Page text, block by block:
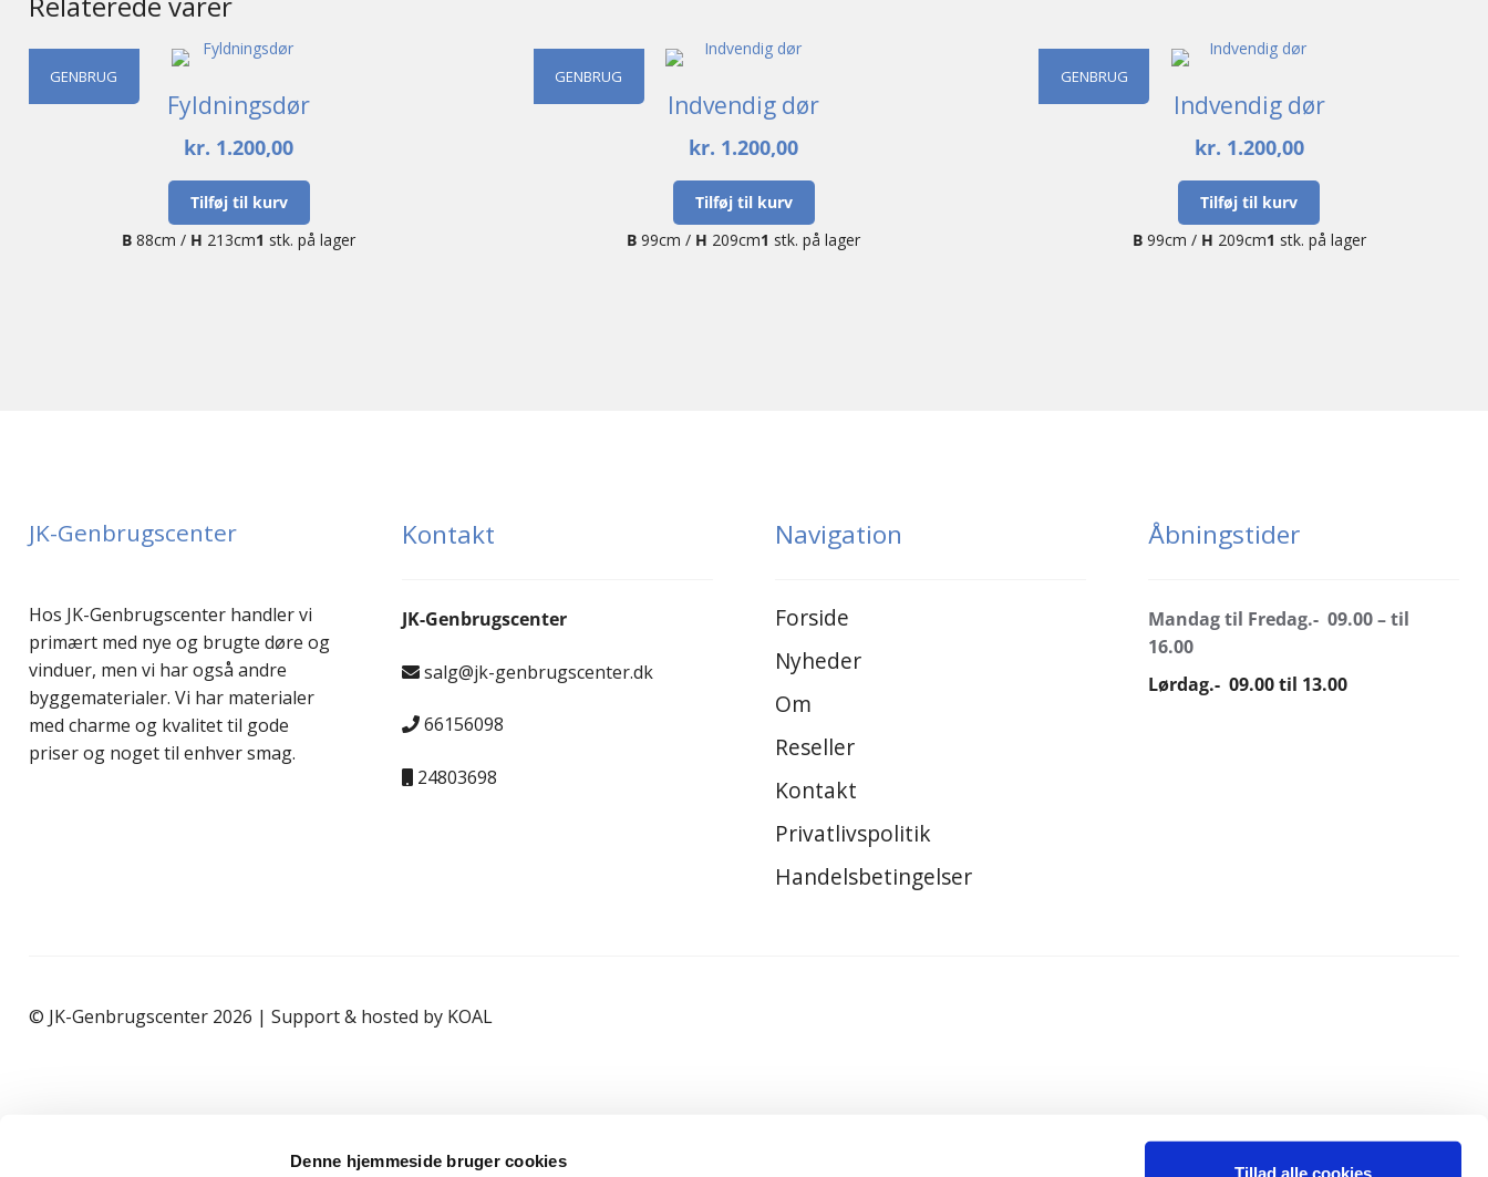
Denne hjemmeside bruger cookies
Tillad alle cookies
GENBRUG
Fyldningsdør
kr. 1.200,00
Tilføj til kurv
B 88cm / H 213cm1 stk. på lager
GENBRUG
Indvendig dør
kr. 1.200,00
Tilføj til kurv
B 99cm / H 209cm1 stk. på lager
GENBRUG
Indvendig dør
kr. 1.200,00
Tilføj til kurv
B99cm / H 209cm1 stk. på lager
JK-Genbrugscenter
Hos JK-Genbrugscenter handler vi
primært med nye og brugte døre og
vinduer, men vi har også andre
byggematerialer. Vi har materialer
med charme og kvalitet til gode
priser og noget til enhver smag.
Kontakt
JK-Genbrugscenter
salg@jk-genbrugscenter.dk
66156098
24803698
Navigation
Forside
Nyheder
Om
Reseller
Kontakt
Privatlivspolitik
Handelsbetingelser
Åbningstider
Mandag til Fredag.- 09.00 – til
16.00
Lørdag.- 09.00 til 13.00
© JK-Genbrugscenter 2026 | Support & hosted by KOAL